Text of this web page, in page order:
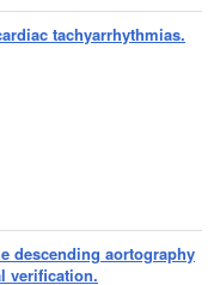
tachyarrhythmias.
descending aortography
verification.